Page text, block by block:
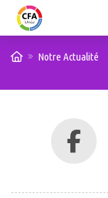
Notre Actualité